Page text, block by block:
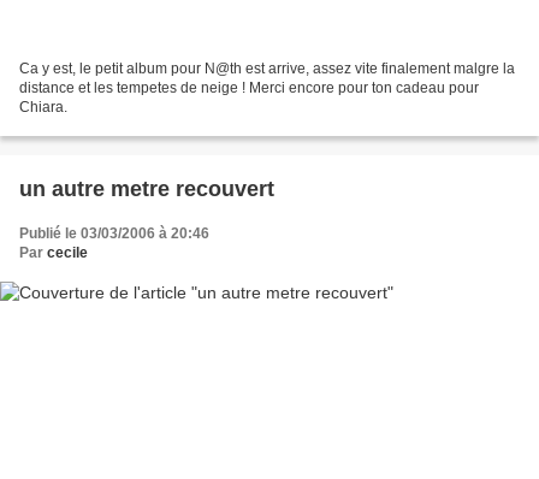
Ca y est, le petit album pour N@th est arrive, assez vite finalement malgre la
distance et les tempetes de neige ! Merci encore pour ton cadeau pour
Chiara.
un autre metre recouvert
Publié le 03/03/2006 à 20:46
Par cecile